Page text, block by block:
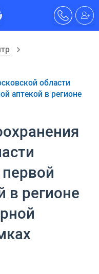
области
аптекой в регионе
в регионе